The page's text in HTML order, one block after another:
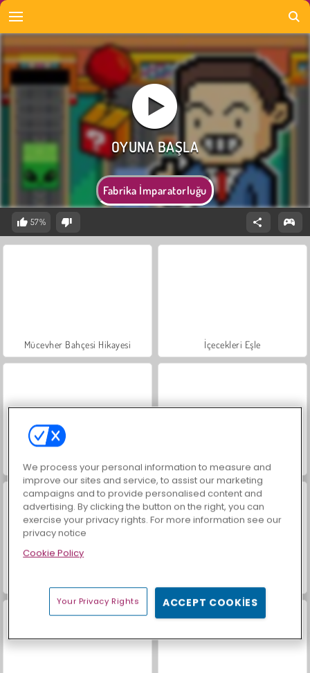
Fabrika İmparatorluğu
57%
Mücevher Bahçesi Hikayesi İçecekleri Eşle
Farm Merge Valley Büyük Mahjong Eşleme
We process your personal information to measure and
improve our sites and service, to assist our marketing
campaigns and to provide personalised content and
advertising. By clicking the button on the right, you can
exercise your privacy rights. For more information see our
privacy notice
Cookie Policy
Your Privacy Rights ACCEPT COOKIES